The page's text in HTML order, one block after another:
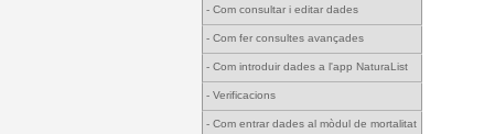
- Com consultar i editar dades
- Com fer consultes avançades
- Com introduir dades a l'app NaturaList
- Verificacions
- Com entrar dades al mòdul de mortalitat